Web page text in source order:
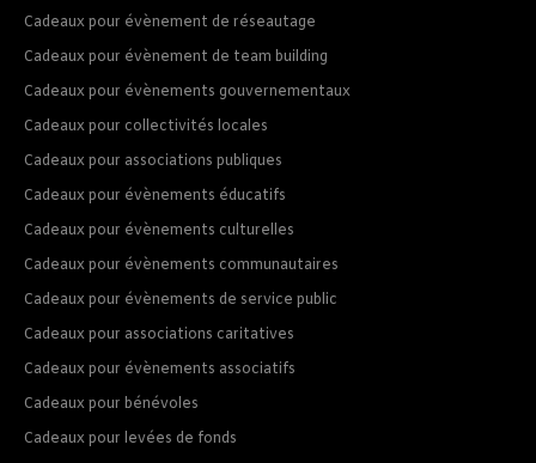
Cadeaux pour évènement de réseautage
Cadeaux pour évènement de team building
Cadeaux pour évènements gouvernementaux
Cadeaux pour collectivités locales
Cadeaux pour associations publiques
Cadeaux pour évènements éducatifs
Cadeaux pour évènements culturelles
Cadeaux pour évènements communautaires
Cadeaux pour évènements de service public
Cadeaux pour associations caritatives
Cadeaux pour évènements associatifs
Cadeaux pour bénévoles
Cadeaux pour levées de fonds